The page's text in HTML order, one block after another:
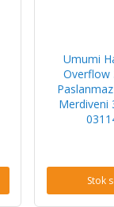
Umumi
Overflow
Merdiveni
Stok